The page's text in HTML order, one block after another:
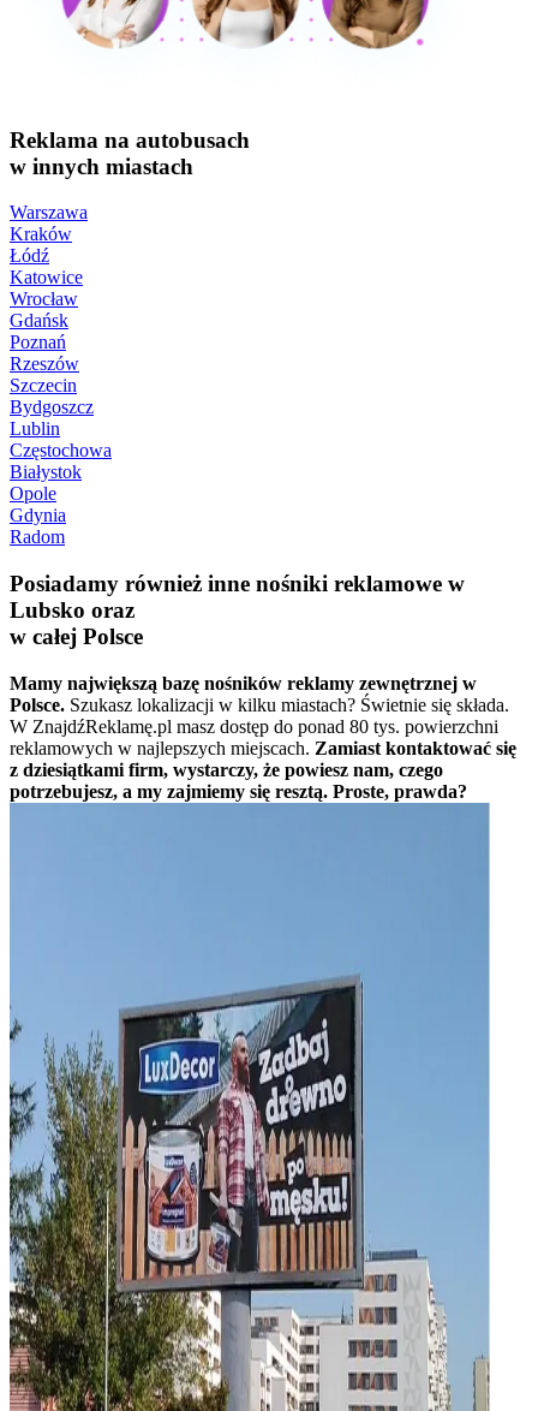
Reklama na autobusach
w innych miastach
Warszawa
Kraków
Łódź
Katowice
Wrocław
Gdańsk
Poznań
Rzeszów
Szczecin
Bydgoszcz
Lublin
Częstochowa
Białystok
Opole
Gdynia
Radom
Posiadamy również inne nośniki reklamowe w
Lubsko oraz
w całej Polsce
Mamy największą bazę nośników reklamy zewnętrznej w
Polsce. Szukasz lokalizacji w kilku miastach? Świetnie się składa.
W ZnajdźReklamę.pl masz dostęp do ponad 80 tys. powierzchni
reklamowych w najlepszych miejscach. Zamiast kontaktować się
z dziesiątkami firm, wystarczy, że powiesz nam, czego
potrzebujesz, a my zajmiemy się resztą. Proste, prawda?